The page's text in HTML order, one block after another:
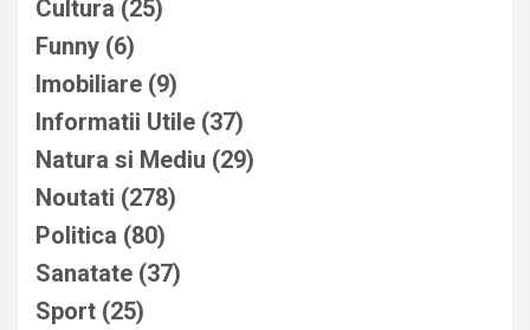
Cultura (25)
Funny (6)
Imobiliare (9)
Informatii Utile (37)
Natura si Mediu (29)
Noutati (278)
Politica (80)
Sanatate (37)
Sport (25)